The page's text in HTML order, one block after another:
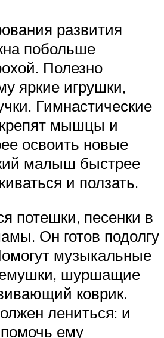
развития
побольше
Полезно
яркие игрушки,
Гимнастические
мышцы и
освоить новые
малыш быстрее
и ползать.
потешки, песенки в
Он готов подолгу
музыкальные
шуршащие
коврик.
лениться: и
ему